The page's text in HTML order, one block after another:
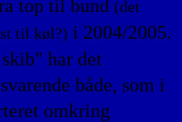
top til bund (det
til køl?) i 2004/2005.
har det
både, som i
omkring